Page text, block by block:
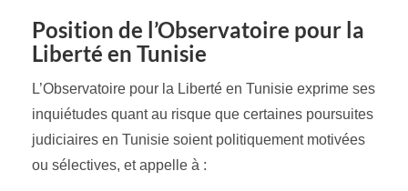
Position de l’Observatoire pour la
Liberté en Tunisie
L’Observatoire pour la Liberté en Tunisie exprime ses
inquiétudes quant au risque que certaines poursuites
judiciaires en Tunisie soient politiquement motivées
ou sélectives, et appelle à :